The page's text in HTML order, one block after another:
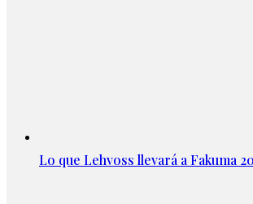
Lo que Lehvoss llevará a Fakuma